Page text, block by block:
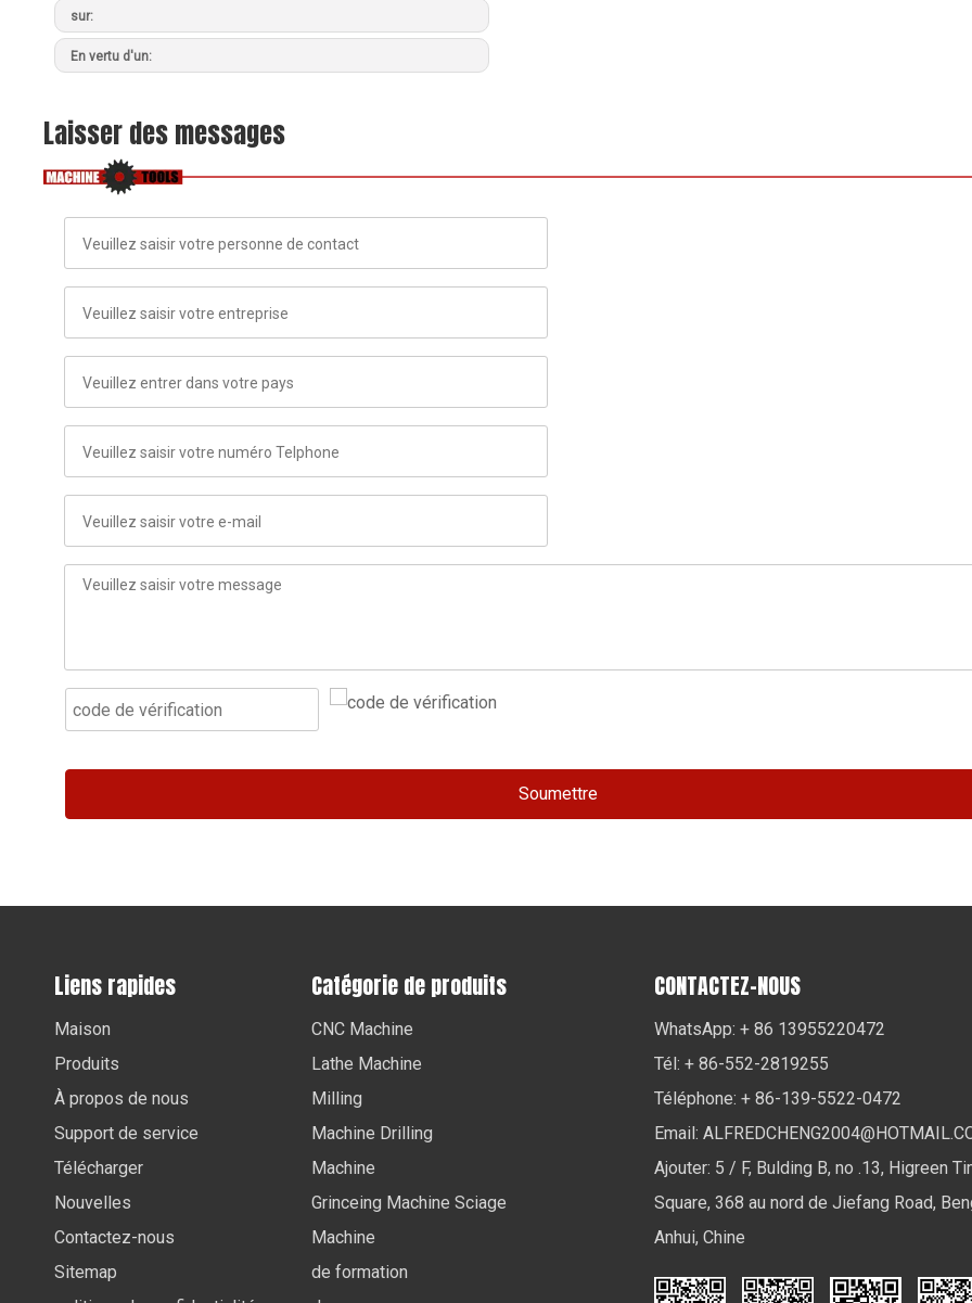
sur:
En vertu d'un:
Laisser des messages
Soumettre
Liens rapides
Maison
Produits
À propos de nous
Support de service
Télécharger
Nouvelles
Contactez-nous
Sitemap
Catégorie de produits
CNC Machine
Lathe Machine
Milling
Machine Drilling
Machine
Grinceing Machine Sciage
Machine
de formation
CONTACTEZ-NOUS
WhatsApp: + 86 13955220472
Tél: + 86-552-2819255
Téléphone: + 86-139-5522-0472
Email:
Ajouter: 5 / F, Bulding B, no .13, Higreen
Square, 368 au nord de Jiefang Road,
Anhui, Chine